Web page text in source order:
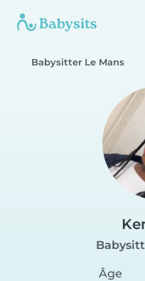
Babysitter Le Mans
Âge